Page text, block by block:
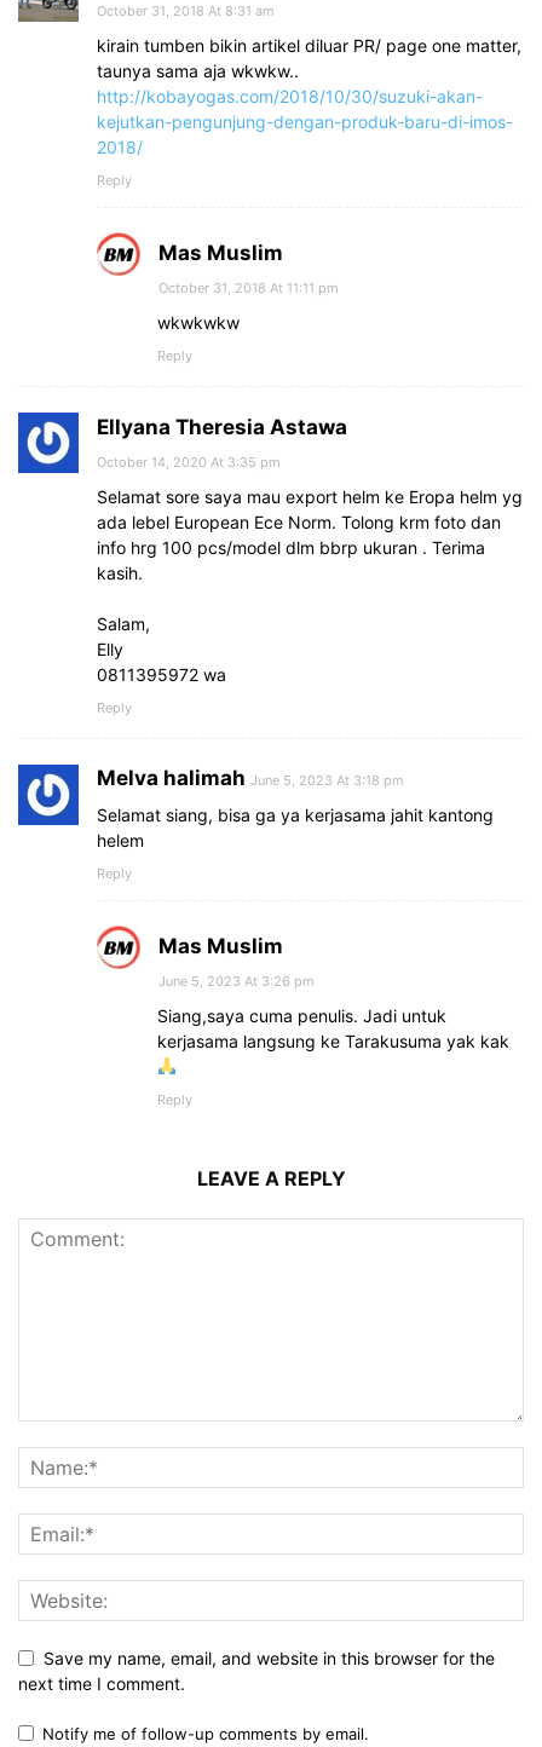
October 31, 2018 At 8:31 am
kirain tumben bikin artikel diluar PR/ page one matter,
taunya sama aja wkwkw..
http://kobayogas.com/2018/10/30/suzuki-akan-
kejutkan-pengunjung-dengan-produk-baru-di-imos-
2018/
Reply
Mas Muslim
October 31, 2018 At 11:11 pm
wkwkwkw
Reply
Ellyana Theresia Astawa
October 14, 2020 At 3:35 pm
Selamat sore saya mau export helm ke Eropa helm yg
ada lebel European Ece Norm. Tolong krm foto dan
info hrg 100 pcs/model dlm bbrp ukuran . Terima
kasih.
Salam,
Elly
0811395972 wa
Reply
Melva halimah June 5, 2023 At 3:18 pm
Selamat siang, bisa ga ya kerjasama jahit kantong
helem
Reply
Mas Muslim
June 5, 2023 At 3:26 pm
Siang,saya cuma penulis. Jadi untuk
kerjasama langsung ke Tarakusuma yak kak
Reply
LEAVE A REPLY
Save my name, email, and website in this browser for the
next time I comment.
Notify me of follow-up comments by email.